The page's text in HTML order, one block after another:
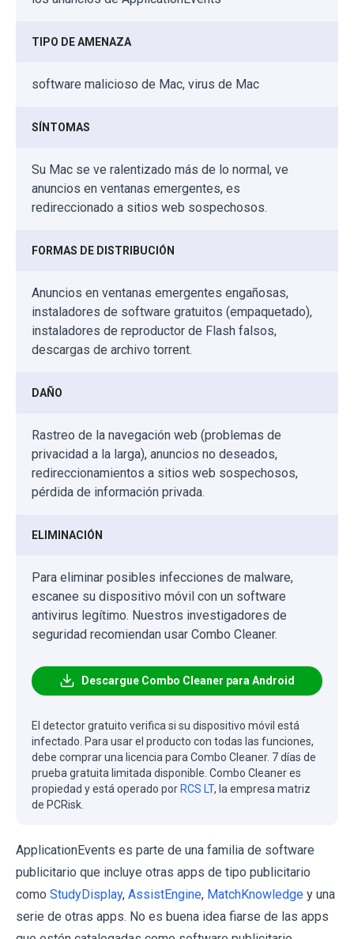
TIPO DE AMENAZA
software malicioso de Mac, virus de Mac
SÍNTOMAS
Su Mac se ve ralentizado más de lo normal, ve
anuncios en ventanas emergentes, es
redireccionado a sitios web sospechosos.
FORMAS DE DISTRIBUCIÓN
Anuncios en ventanas emergentes engañosas,
instaladores de software gratuitos (empaquetado),
instaladores de reproductor de Flash falsos,
descargas de archivo torrent.
DAÑO
Rastreo de la navegación web (problemas de
privacidad a la larga), anuncios no deseados,
redireccionamientos a sitios web sospechosos,
pérdida de información privada.
ELIMINACIÓN
Para eliminar posibles infecciones de malware,
escanee su dispositivo móvil con un software
antivirus legítimo. Nuestros investigadores de
seguridad recomiendan usar Combo Cleaner.
Descargue Combo Cleaner para Android
El detector gratuito verifica si su dispositivo móvil está
infectado. Para usar el producto con todas las funciones,
debe comprar una licencia para Combo Cleaner. 7 días de
prueba gratuita limitada disponible. Combo Cleaner es
propiedad y está operado por RCS LT, la empresa matriz
de PCRisk.
ApplicationEvents es parte de una familia de software
publicitario que incluye otras apps de tipo publicitario
como StudyDisplay, AssistEngine, MatchKnowledge y una
serie de otras apps. No es buena idea fiarse de las apps